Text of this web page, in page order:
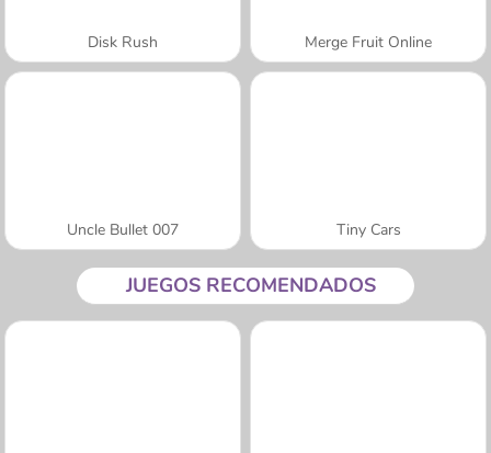
Disk Rush Merge Fruit Online
Uncle Bullet 007 Tiny Cars
JUEGOS RECOMENDADOS